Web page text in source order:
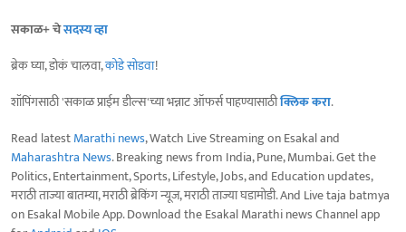
सकाळ+ चेसदस्य व्हा
ब्रेक घ्या, डोकं चालवा,कोडे सोडवा!
शॉपिंगसाठी 'सकाळ प्राईम डील्स'च्या भन्नाट ऑफर्स पाहण्यासाठीक्लिक करा.
Read latestMarathi news, Watch Live Streaming on Esakal and
Maharashtra News. Breaking news from India, Pune, Mumbai. Get the
Politics, Entertainment, Sports, Lifestyle, Jobs, and Education updates,
मराठी ताज्या बातम्या, मराठी ब्रेकिंग न्यूज, मराठी ताज्या घडामोडी. And Live taja batmya
on Esakal Mobile App. Download the Esakal Marathi news Channel app